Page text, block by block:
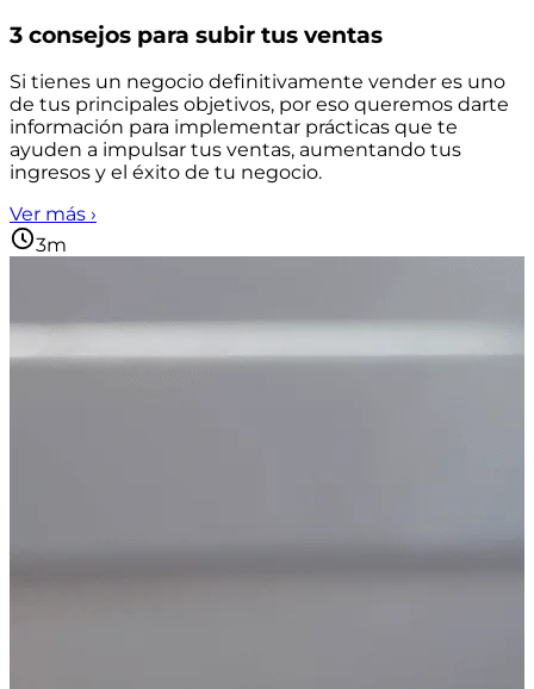
3 consejos para subir tus ventas
Si tienes un negocio definitivamente vender es uno
de tus principales objetivos, por eso queremos darte
información para implementar prácticas que te
ayuden a impulsar tus ventas, aumentando tus
ingresos y el éxito de tu negocio.
Ver más ›
3m